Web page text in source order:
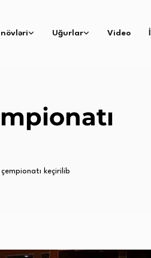
növləri Uğurlar Video
keçirilib